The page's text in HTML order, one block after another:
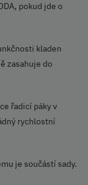
pokud jde o
kladen
zasahuje do
řadicí páky v
rychlostní
je součástí sady.